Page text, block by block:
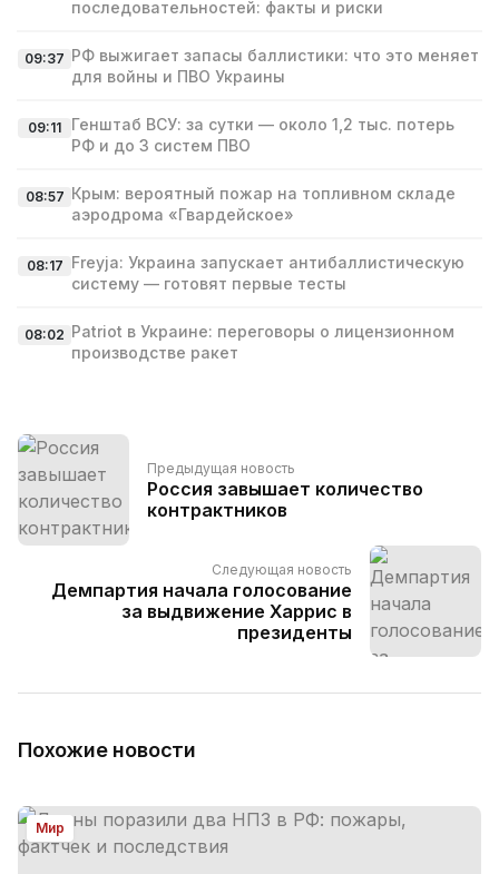
последовательностей: факты и риски
09:37 РФ выжигает запасы баллистики: что это меняет
для войны и ПВО Украины
09:11
Генштаб ВСУ: за сутки — около 1,2 тыс. потерь
РФ и до 3 систем ПВО
08:57 Крым: вероятный пожар на топливном складе
аэродрома «Гвардейское»
08:17 Freyja: Украина запускает антибаллистическую
систему — готовят первые тесты
08:02 Patriot в Украине: переговоры о лицензионном
производстве ракет
Предыдущая новость
Россия завышает количество
контрактников
Следующая новость
Демпартия начала голосование
за выдвижение Харрис в
президенты
Похожие новости
Мир